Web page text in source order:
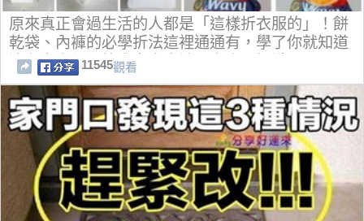
原來真正會過生活的人都是「這樣折衣服的」！餅
乾袋、內褲的必學折法這裡通通有，學了你就知道
這有多方便！快分享出去讓更多人長知識吧！
11545觀看